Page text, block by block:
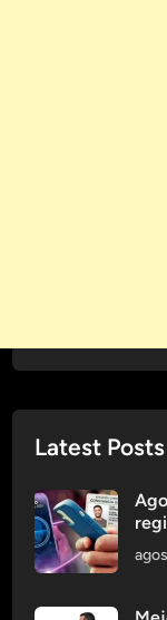
Latest Posts